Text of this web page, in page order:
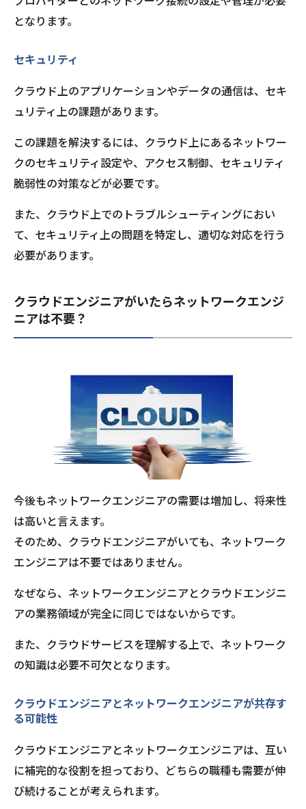
となります。
セキュリティ
クラウド上のアプリケーションやデータの通信は、セキ
ュリティ上の課題があります。
この課題を解決するには、クラウド上にあるネットワー
クのセキュリティ設定や、アクセス制御、セキュリティ
脆弱性の対策などが必要です。
また、クラウド上でのトラブルシューティングにおい
て、セキュリティ上の問題を特定し、適切な対応を行う
必要があります。
クラウドエンジニアがいたらネットワークエンジ
ニアは不要？
今後もネットワークエンジニアの需要は増加し、将来性
は高いと言えます。
そのため、クラウドエンジニアがいても、ネットワーク
エンジニアは不要ではありません。
なぜなら、ネットワークエンジニアとクラウドエンジニ
アの業務領域が完全に同じではないからです。
また、クラウドサービスを理解する上で、ネットワーク
の知識は必要不可欠となります。
クラウドエンジニアとネットワークエンジニアが共存す
る可能性
クラウドエンジニアとネットワークエンジニアは、互い
に補完的な役割を担っており、どちらの職種も需要が伸
び続けることが考えられます。